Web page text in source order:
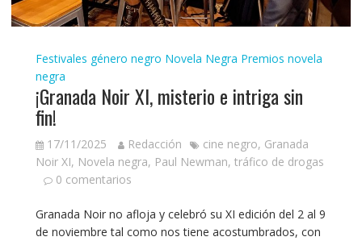
Festivales género negro Novela Negra Premios novela
negra
¡Granada Noir XI, misterio e intriga sin
fin!
17/11/2025 Redacción cine negro, Granada
Noir XI, Novela negra, Paul Newman, tráfico de drogas
0 comentarios
Granada Noir no afloja y celebró su XI edición del 2 al 9
de noviembre tal como nos tiene acostumbrados, con